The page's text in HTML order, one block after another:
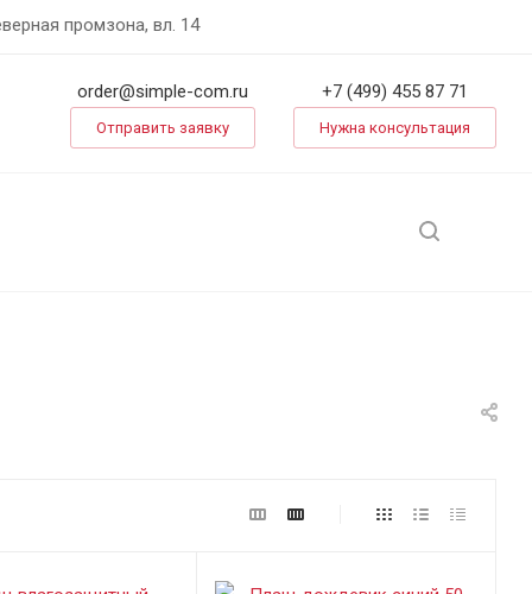
промзона, вл. 14
order@simple-com.ru
Отправить заявку
+7 (499) 455 87 71
Нужна консультация